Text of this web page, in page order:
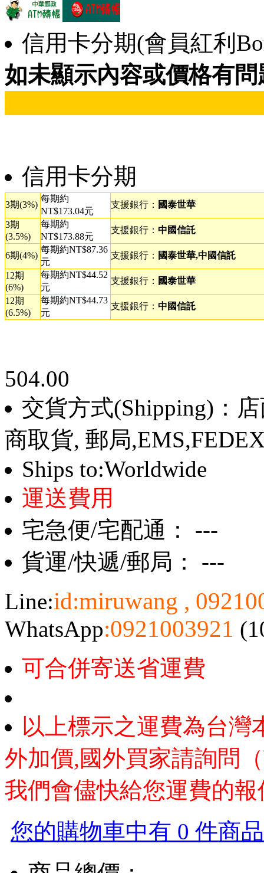
信用卡分期(會員紅利
如未顯示內容或價格有
信用卡分期
3期(3%)
每期約
NT$173.04元
支援銀行： 國泰世華
3期
(3.5%)
每期約
NT$173.88元
支援銀行： 中國信託
6期(4%)
每期約NT$87.36
元
支援銀行： 國泰世華,中國信託
12期
(6%)
每期約NT$44.52
元
支援銀行： 國泰世華
12期
(6.5%)
每期約NT$44.73
元
支援銀行： 中國信託
504.00
交貨方式(Shipping)：
商取貨, 郵局
Ships to:Worldwide
運送費用
宅急便/宅配通： ---
貨運/快遞/郵局： ---
Line:id:miruwang ,
WhatsApp:0921003921
可合併寄送省運費
以上標示之運費為台灣
外加價,國外買家請詢問
我們會儘快給您運費的報
您的購物車中有 0 件商